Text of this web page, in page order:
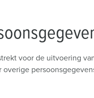
voor de uitvoering